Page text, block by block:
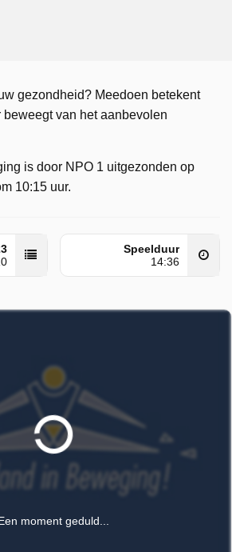
gezondheid? Meedoen betekent
van het aanbevolen
is door NPO 1 uitgezonden op
10:15 uur.
Speelduur
14:36
moment geduld...